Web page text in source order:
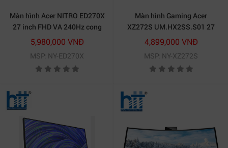
Màn hình Acer NITRO ED270X
27 inch FHD VA 240Hz cong
5,980,000 VNĐ
MSP: NY-ED270X
Màn hình Gaming Acer
XZ272S UM.HX2SS.S01 27
inch FHD 165Hz Cong
4,899,000 VNĐ
MSP: NY-XZ272S